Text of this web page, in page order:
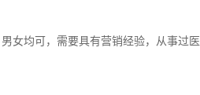
女均可，需要具有营销经验，从事过医